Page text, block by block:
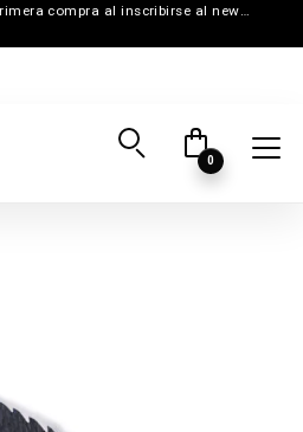
15% de descuento en la primera compra al inscribirse al newsletter
0